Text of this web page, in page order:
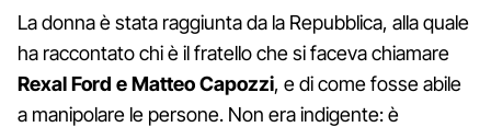
La donna è stata raggiunta da la Repubblica, alla quale
ha raccontato chi è il fratello che si faceva chiamare
Rexal Ford e Matteo Capozzi, e di come fosse abile
a manipolare le persone. Non era indigente: è